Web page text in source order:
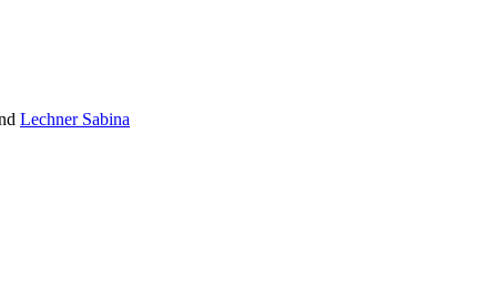
Lechner Sabina